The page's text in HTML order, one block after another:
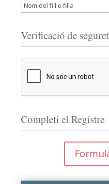
Verificació de
Completi el Registre